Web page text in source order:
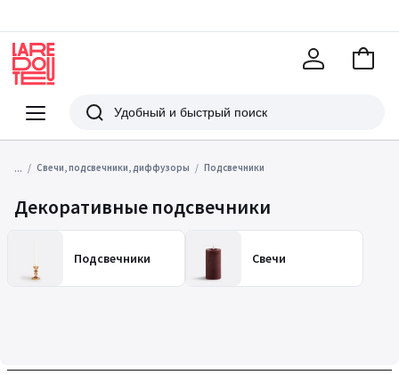
Меню
Redoute
Поиск
В
... Свечи, подсвечники, диффузоры Подсвечники
Декоративные подсвечники
Подсвечники Свечи